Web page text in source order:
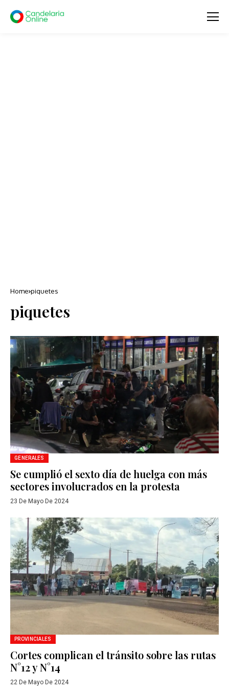
Home piquetes
piquetes
GENERALES
Se cumplió el sexto día de huelga con más
sectores involucrados en la protesta
23 De Mayo De 2024
PROVINCIALES
Cortes complican el tránsito sobre las rutas
N°12 y N°14
22 De Mayo De 2024